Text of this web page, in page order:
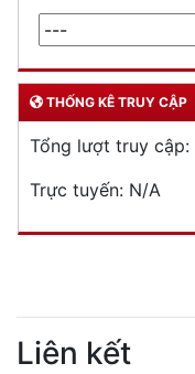
THỐNG KÊ TRUY CẬP
Tổng lượt truy cập:
Trực tuyến: N/A
Liên kết